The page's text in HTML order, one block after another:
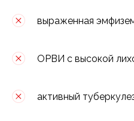
выраженная
ОРВИ с высокой
активный